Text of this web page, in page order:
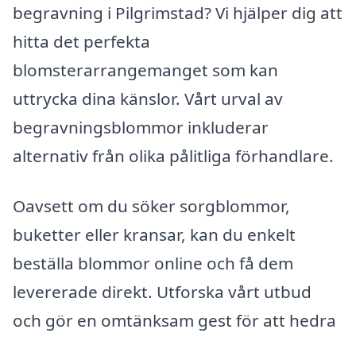
begravning i Pilgrimstad? Vi hjälper dig att
hitta det perfekta
blomsterarrangemanget som kan
uttrycka dina känslor. Vårt urval av
begravningsblommor inkluderar
alternativ från olika pålitliga förhandlare.
Oavsett om du söker sorgblommor,
buketter eller kransar, kan du enkelt
beställa blommor online och få dem
levererade direkt. Utforska vårt utbud
och gör en omtänksam gest för att hedra